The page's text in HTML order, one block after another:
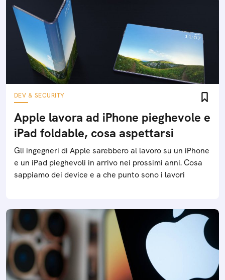
DEV & SECURITY
Apple lavora ad iPhone pieghevole e
iPad foldable, cosa aspettarsi
Gli ingegneri di Apple sarebbero al lavoro su un iPhone
e un iPad pieghevoli in arrivo nei prossimi anni. Cosa
sappiamo dei device e a che punto sono i lavori